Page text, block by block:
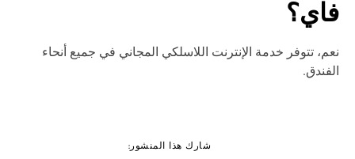
تتوفر خدمة الإنترنت اللاسلكي المجاني في جميع أنحاء
شارك هذا المنشور: